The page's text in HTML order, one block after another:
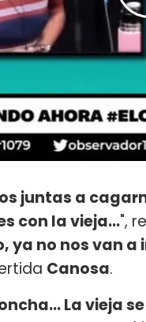
juntas a
con la vieja...",
ya no nos van
Canosa.
La vieja